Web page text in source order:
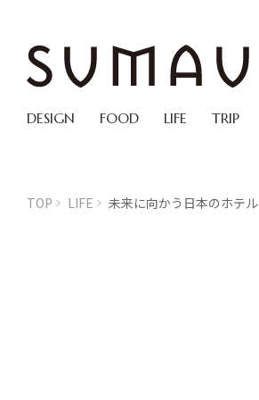
DESIGN FOOD LIFE TRIP
TOP LIFE 未来に向かう日本のホテル